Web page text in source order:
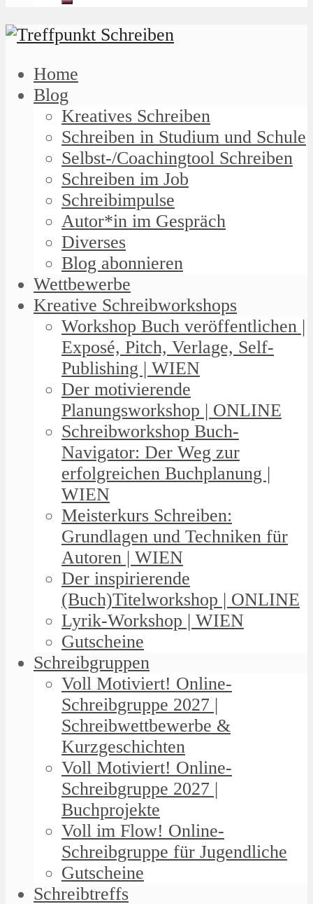
Home
Blog
Kreatives Schreiben
Schreiben in Studium und Schule
Selbst-/Coachingtool Schreiben
Schreiben im Job
Schreibimpulse
Autor*in im Gespräch
Diverses
Blog abonnieren
Wettbewerbe
Kreative Schreibworkshops
Workshop Buch veröffentlichen |
Exposé, Pitch, Verlage, Self-
Publishing | WIEN
Der motivierende
Planungsworkshop | ONLINE
Schreibworkshop Buch-
Navigator: Der Weg zur
erfolgreichen Buchplanung |
WIEN
Meisterkurs Schreiben:
Grundlagen und Techniken für
Autoren | WIEN
Der inspirierende
(Buch)Titelworkshop | ONLINE
Lyrik-Workshop | WIEN
Gutscheine
Schreibgruppen
Voll Motiviert! Online-
Schreibgruppe 2027 |
Schreibwettbewerbe &
Kurzgeschichten
Voll Motiviert! Online-
Schreibgruppe 2027 |
Buchprojekte
Voll im Flow! Online-
Schreibgruppe für Jugendliche
Gutscheine
Schreibtreffs